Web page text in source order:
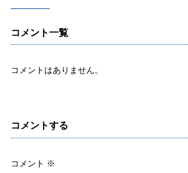
コメント一覧
コメントはありません。
コメントする
コメント ※